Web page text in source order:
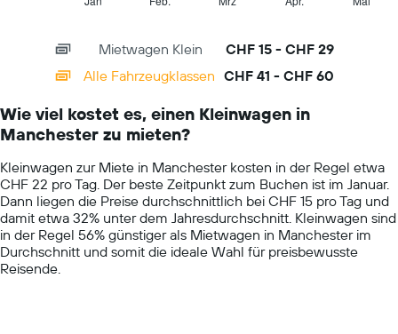
displaying
categories.
categories.
The
has
1
Y
axis
displaying
values.
Range:
Mietwagen Klein
CHF 15 - CHF 29
Alle Fahrzeugklassen CHF 41 - CHF 60
Wie viel kostet es, einen Kleinwagen in
Manchester zu mieten?
Kleinwagen zur Miete in Manchester kosten in der Regel etwa
CHF 22 pro Tag. Der beste Zeitpunkt zum Buchen ist im Januar.
Dann liegen die Preise durchschnittlich bei CHF 15 pro Tag und
damit etwa 32% unter dem Jahresdurchschnitt. Kleinwagen sind
in der Regel 56% günstiger als Mietwagen in Manchester im
Durchschnitt und somit die ideale Wahl für preisbewusste
Reisende.